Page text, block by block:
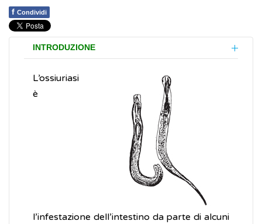
f Condividi
INTRODUZIONE
L’ossiuriasi
è
l’infestazione dell’intestino da parte di alcuni